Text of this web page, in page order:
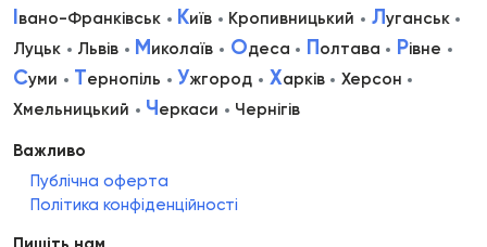
Івано-Франківськ Київ Кропивницький Луганськ
Луцьк
Львів Миколаїв Одеса Полтава Рівне
Суми Тернопіль Ужгород Харків
Херсон
Хмельницький
Черкаси Чернігів
Важливо
Публічна оферта
Політика конфіденційності